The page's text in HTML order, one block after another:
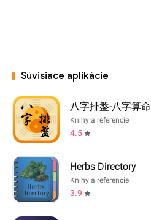
Súvisiace aplikácie
Knihy a referencie
4.5
Herbs Directory
Knihy a referencie
3.9